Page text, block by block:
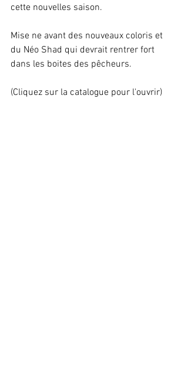
cette nouvelles saison.
Mise ne avant des nouveaux coloris et
du Néo Shad qui devrait rentrer fort
dans les boites des pêcheurs.
(Cliquez sur la catalogue pour l'ouvrir)